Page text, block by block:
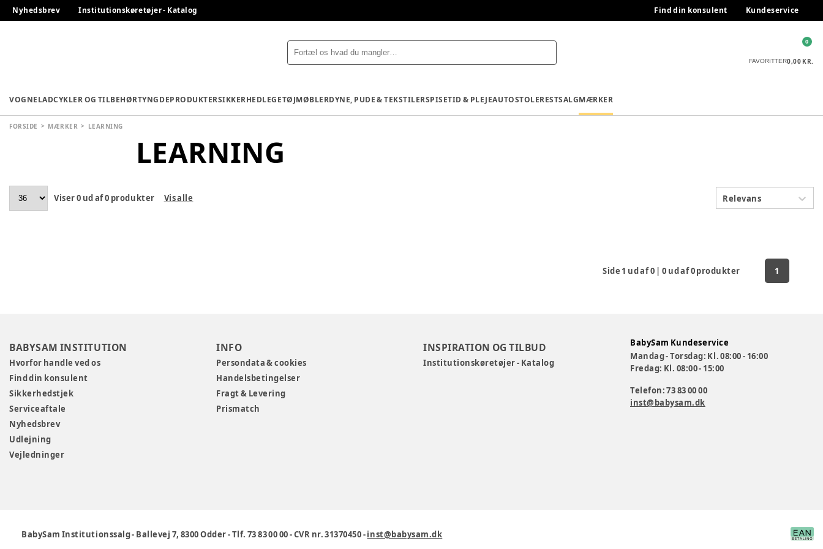
Nyhedsbrev Institutionskøretøjer - Katalog Find din konsulent Kundeservice
FAVORITTER0,00 KR.
0
VOGNELADCYKLER OG TILBEHØRTYNGDEPRODUKTERSIKKERHEDLEGETØJMØBLERDYNE, PUDE & TEKSTILERSPISETID & PLEJEAUTOSTOLERESTSALGMÆRKER
FORSIDE MÆRKER LEARNING
LEARNING
Viser0 ud af0 produkter Vis alle Relevans
Side 1 ud af0 |0 ud af0produkter 1
BABYSAM INSTITUTION
Hvorfor handle ved os
Find din konsulent
Sikkerhedstjek
Serviceaftale
Nyhedsbrev
Udlejning
Vejledninger
INFO
Persondata & cookies
Handelsbetingelser
Fragt & Levering
Prismatch
INSPIRATION OG TILBUD
Institutionskøretøjer - Katalog
BabySam Kundeservice
Mandag - Torsdag: Kl. 08:00 - 16:00
Fredag: Kl. 08:00 - 15:00
Telefon: 73 83 00 00
inst@babysam.dk
BabySam Institutionssalg- Ballevej 7, 8300 Odder-Tlf. 73 83 00 00-CVR nr. 31370450-inst@babysam.dk